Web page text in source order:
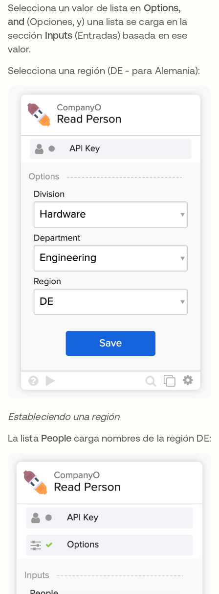
Selecciona un valor de lista en Options,
and (Opciones, y) una lista se carga en la
sección Inputs (Entradas) basada en ese
valor.
Selecciona una región (DE - para Alemania):
Estableciendo una región
La lista People carga nombres de la región DE: